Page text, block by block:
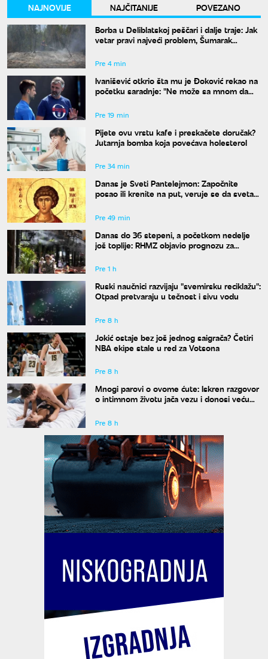
NAJNOVIJE NAJČITANIJE
POVEZANO
Borba u Deliblatskoj peščari i dalje traje: Jak
vetar pravi najveći problem, Šumarak
Pre 4 min
Ivanišević otkrio šta mu je Đoković rekao na
početku saradnje: "Ne može sa mnom da
Pre 19 min
Pijete ovu vrstu kafe i preskačete doručak?
Jutarnja bomba koja povećava holesterol
Pre 34 min
Danas je Sveti Pantelejmon: Započnite
posao ili krenite na put, veruje se da svetac
Pre 49 min
Danas do 36 stepeni, a početkom nedelje
još toplije: RHMZ objavio prognozu za
Pre 1 h
Ruski naučnici razvijaju "svemirsku reciklažu":
Otpad pretvaraju u tečnost i sivu vodu
Pre 8 h
Jokić ostaje bez još jednog saigrača? Četiri
NBA ekipe stale u red za Votsona
Pre 8 h
Mnogi parovi o ovome ćute: Iskren razgovor
o intimnom životu jača vezu i donosi veću
Pre 8 h